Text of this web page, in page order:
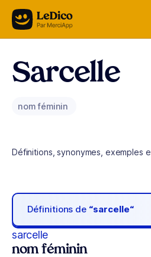
Aller au contenu
Sarcelle
nom féminin
Définitions, synonymes, exemples
Définitions de “sarcelle“
sarcelle
nom féminin